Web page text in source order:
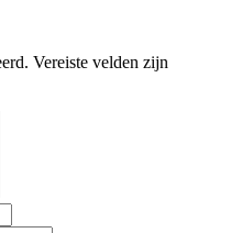
Vereiste velden zijn